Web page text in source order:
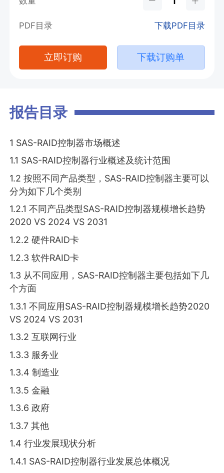
PDF目录 下载PDF目录
立即订购 下载订购单
报告目录
1 SAS-RAID控制器市场概述
1.1 SAS-RAID控制器行业概述及统计范围
1.2 按照不同产品类型，SAS-RAID控制器主要可以
分为如下几个类别
1.2.1 不同产品类型SAS-RAID控制器规模增长趋势
2020 VS 2024 VS 2031
1.2.2 硬件RAID卡
1.2.3 软件RAID卡
1.3 从不同应用，SAS-RAID控制器主要包括如下几
个方面
1.3.1 不同应用SAS-RAID控制器规模增长趋势2020
VS 2024 VS 2031
1.3.2 互联网行业
1.3.3 服务业
1.3.4 制造业
1.3.5 金融
1.3.6 政府
1.3.7 其他
1.4 行业发展现状分析
1.4.1 SAS-RAID控制器行业发展总体概况